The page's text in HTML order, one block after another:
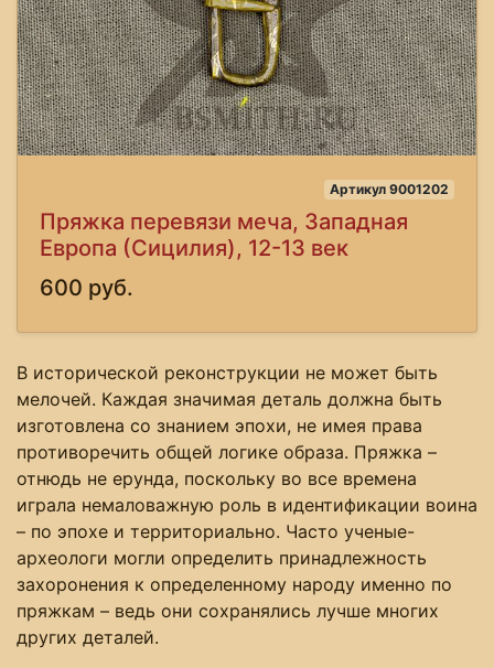
Артикул 9001202
Пряжка перевязи меча, Западная
Европа (Сицилия), 12-13 век
600 руб.
В исторической реконструкции не может быть
мелочей. Каждая значимая деталь должна быть
изготовлена со знанием эпохи, не имея права
противоречить общей логике образа. Пряжка –
отнюдь не ерунда, поскольку во все времена
играла немаловажную роль в идентификации воина
– по эпохе и территориально. Часто ученые-
археологи могли определить принадлежность
захоронения к определенному народу именно по
пряжкам – ведь они сохранялись лучше многих
других деталей.